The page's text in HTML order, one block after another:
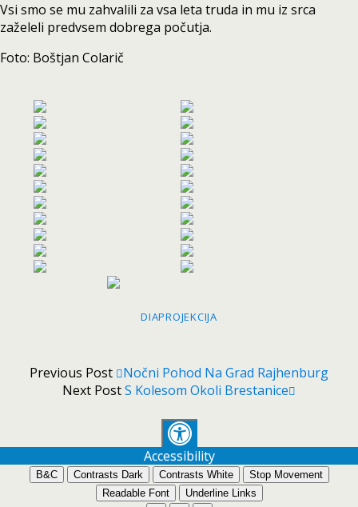
Vsi smo se mu zahvalili za vsa leta truda in mu iz srca
zaželeli predvsem dobrega počutja.
Foto: Boštjan Colarič
DIAPROJEKCIJA
Previous Post
Nočni Pohod Na Grad Rajhenburg
Next PostS Kolesom Okoli Brestanice
Accessibility
B&C Contrasts Dark Contrasts White
Stop Movement
Readable Font
Underline Links